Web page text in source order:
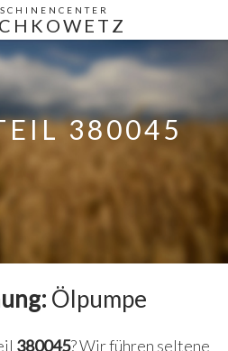
380045
Ölpumpe
380045? Wir führen seltene